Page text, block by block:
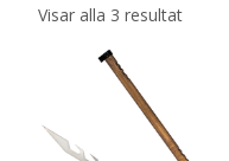
Visar alla 3 resultatSortera